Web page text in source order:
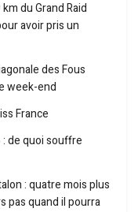
du Grand Raid
avoir pris un
des Fous
week-end
France
de quoi souffre
: quatre mois plus
pas quand il pourra